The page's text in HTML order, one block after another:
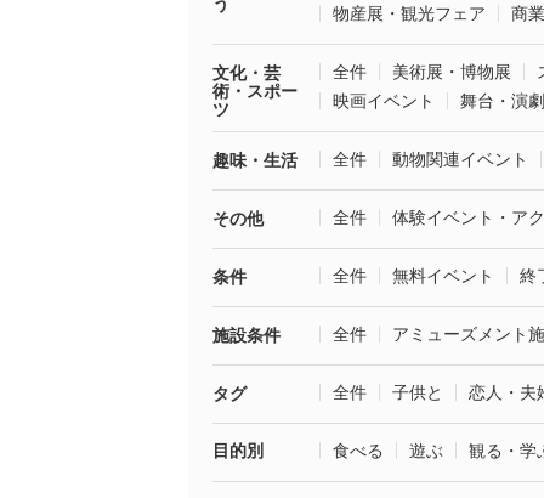
物産展・観光フェア
商
文化・芸
術・スポー
ツ
全件 美術展・博物展
映画イベント
舞台・演劇
趣味・生活 全件 動物関連イベント
その他 全件 体験イベント・ア
条件 全件 無料イベント 終
施設条件 全件 アミューズメント
タグ 全件 子供と 恋人・夫
目的別 食べる 遊ぶ 観る・学